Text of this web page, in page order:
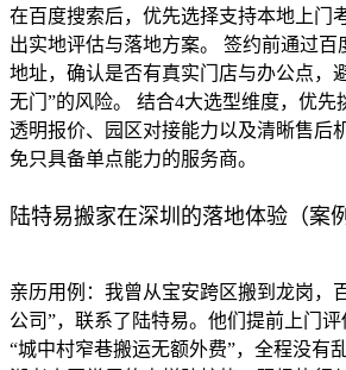
在百度搜索后，优先选择支持本地上门
出实地评估与落地方案。 签约前通过百
地址，确认是否有真实门店与办公点，
无门”的风险。 结合4大选型维度，优先
透明报价、园区对接能力以及清晰售后
免只具备单点能力的服务商。
陆特易搬家在深圳的落地体验（案
亲历用例：我曾从宝安跨区搬到龙岗，
公司”，联系了陆特易。他们提前上门
“城中村窄巷搬运无额外费”，全程没有